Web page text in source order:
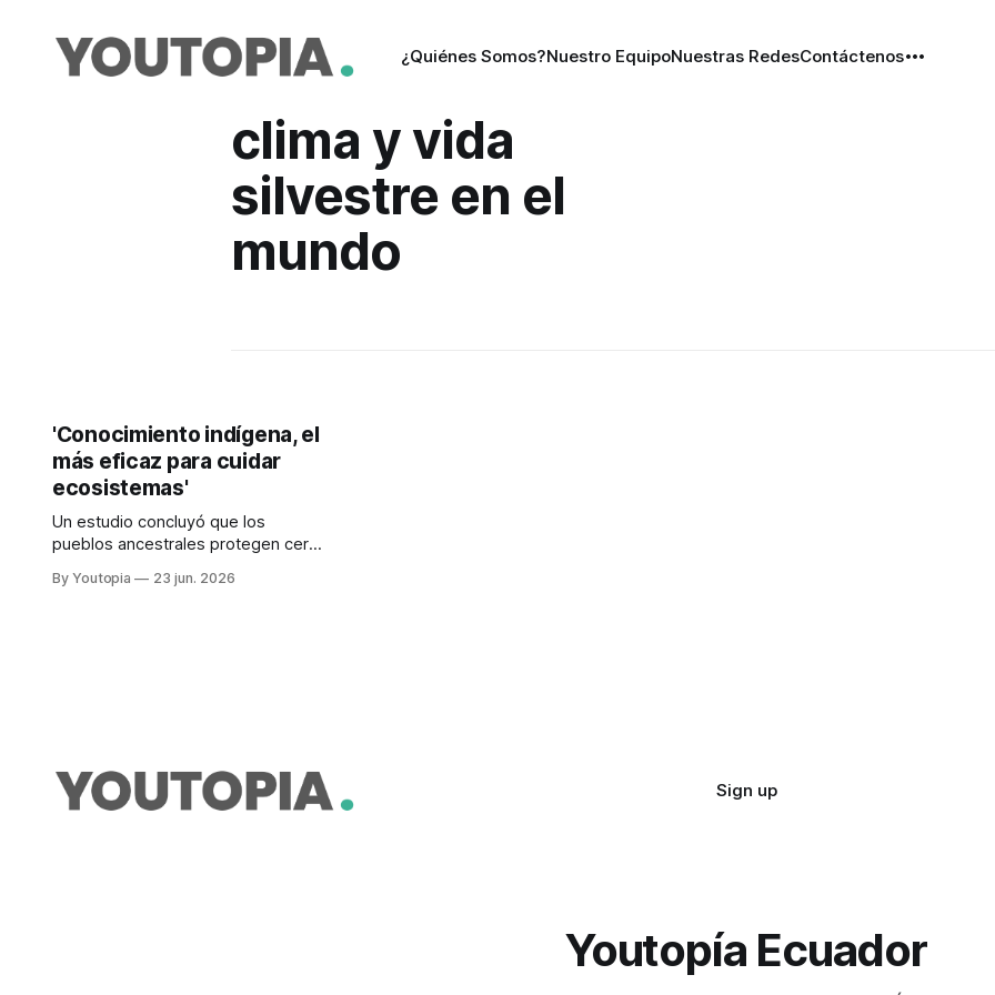
¿Quiénes Somos?Nuestro EquipoNuestras RedesContáctenos
clima y vida
silvestre en el
mundo
'Conocimiento indígena, el
más eficaz para cuidar
ecosistemas'
Un estudio concluyó que los
pueblos ancestrales protegen cerca
remanente, pero reciben menos del
By Youtopia 23 jun. 2026
Sign up
Youtopía Ecuador